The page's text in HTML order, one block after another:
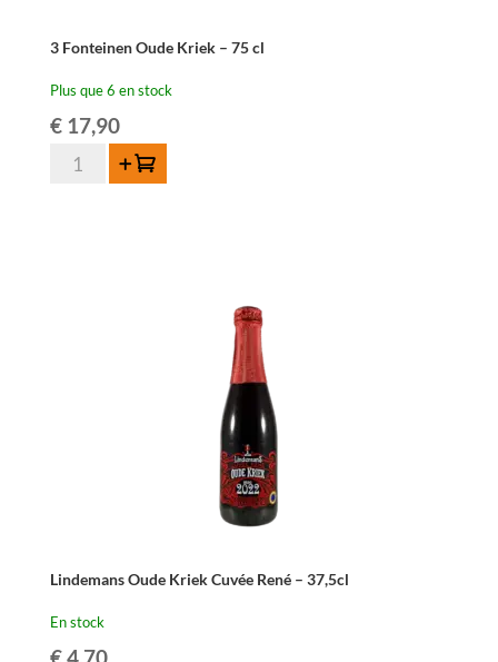
3 Fonteinen Oude Kriek – 75 cl
Plus que 6 en stock
€17,90
quantité
Ajouter au panier
Lindemans Oude Kriek Cuvée René – 37,5cl
En stock
€4,70